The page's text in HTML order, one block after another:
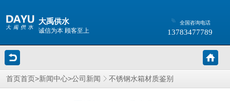
大禹供水
诚信为本 顾客至上
全国咨询电话
13783477789
首页 首页 >新闻中心>公司新闻 不锈钢水箱材质鉴别